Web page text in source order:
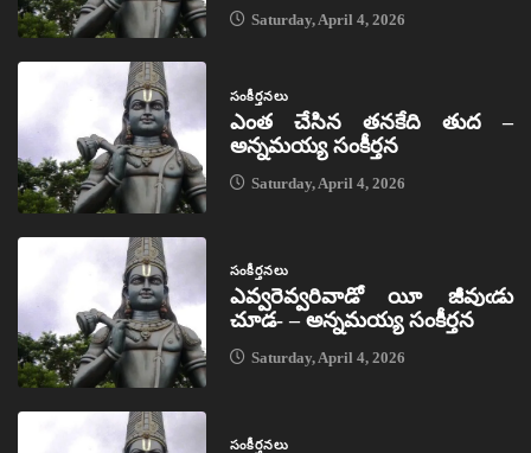
Saturday, April 4, 2026
సంకీర్తనలు
ఎంత చేసిన తనకేది తుద –
అన్నమయ్య సంకీర్తన
Saturday, April 4, 2026
సంకీర్తనలు
ఎవ్వరెవ్వరివాడో యీ జీవుఁడు
చూడ- – అన్నమయ్య సంకీర్తన
Saturday, April 4, 2026
సంకీర్తనలు